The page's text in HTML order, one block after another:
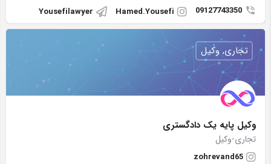
09127743350
Hamed.Yousefi
Yousefilawyer
وکیل پایه یک ‌دادگستری
تجاری-وکیل
zohrevand65
تجاری, وکیل